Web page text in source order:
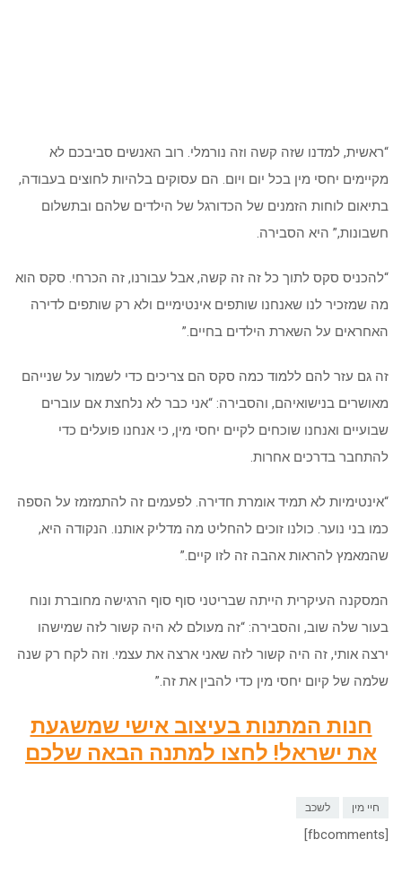
“ראשית, למדנו שזה קשה וזה נורמלי. רוב האנשים סביבכם לא
מקיימים יחסי מין בכל יום ויום. הם עסוקים בלהיות לחוצים בעבודה,
בתיאום לוחות הזמנים של הכדורגל של הילדים שלהם ובתשלום
חשבונות,” היא הסבירה.
“להכניס סקס לתוך כל זה זה קשה, אבל עבורנו, זה הכרחי. סקס הוא
מה שמזכיר לנו שאנחנו שותפים אינטימיים ולא רק שותפים לדירה
האחראים על השארת הילדים בחיים.”
זה גם עזר להם ללמוד כמה סקס הם צריכים כדי לשמור על שנייהם
מאושרים בנישואיהם, והסבירה: “אני כבר לא נלחצת אם עוברים
שבועיים ואנחנו שוכחים לקיים יחסי מין, כי אנחנו פועלים כדי
להתחבר בדרכים אחרות.
“אינטימיות לא תמיד אומרת חדירה. לפעמים זה להתמזמז על הספה
כמו בני נוער. כולנו זוכים להחליט מה מדליק אותנו. הנקודה היא,
שהמאמץ להראות אהבה זה לזו קיים.”
המסקנה העיקרית הייתה שבריטני סוף סוף הרגישה מחוברת ונוח
בעור שלה שוב, והסבירה: “זה מעולם לא היה קשור לזה שמישהו
ירצה אותי, זה היה קשור לזה שאני ארצה את עצמי. וזה לקח רק שנה
שלמה של קיום יחסי מין כדי להבין את זה.”
חנות המתנות בעיצוב אישי שמשגעת
את ישראל! לחצו למתנה הבאה שלכם
חיי מין לשכב
[fbcomments]